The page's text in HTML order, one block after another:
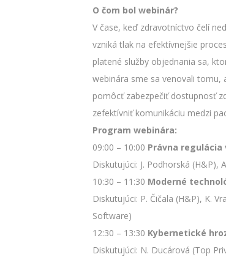
O čom bol webinár?
V čase, keď zdravotníctvo čelí
vzniká tlak na efektívnejšie
platené služby objednania sa,
webinára sme sa venovali tomu,
pomôcť zabezpečiť dostupnosť
zefektívniť komunikáciu medzi
Program webinára:
09:00 – 10:00 Právna
Diskutujúci: J. Podhorská (H&P),
10:30 – 11:30 Moderné
Diskutujúci: P. Čičala (H&P), K.
Software)
12:30 – 13:30 Kybernetické
Diskutujúci: N. Ducárová (Top